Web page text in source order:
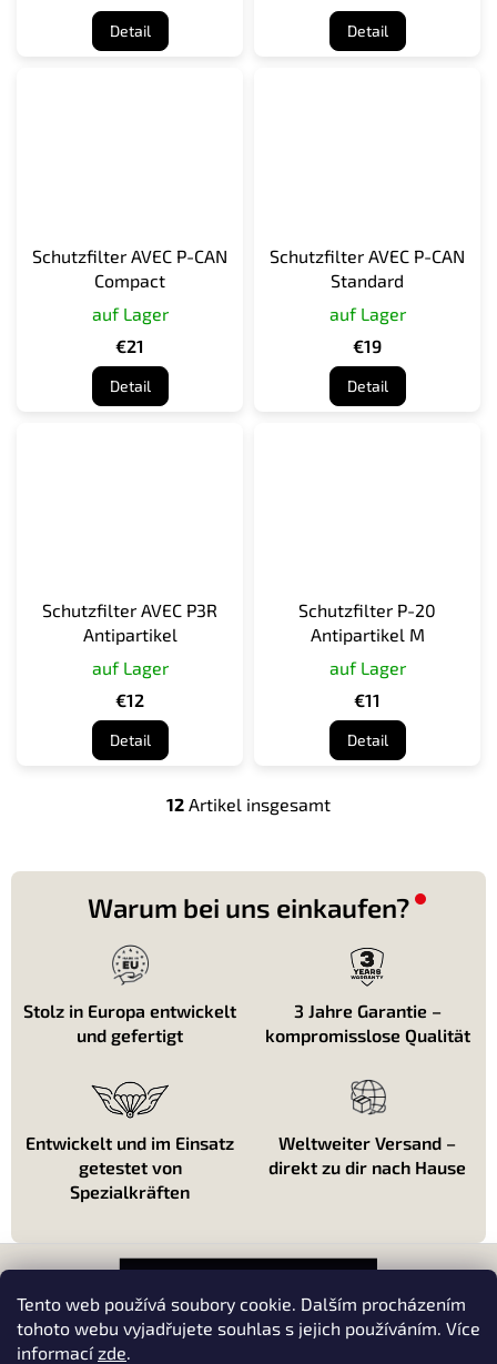
Tento web používá soubory cookie. Dalším procházením
tohoto webu vyjadřujete souhlas s jejich používáním. Více
informacízde.
Detail Detail
Schutzfilter AVEC P-CAN
Compact
auf Lager
€21
Detail
Schutzfilter AVEC P-CAN
Standard
auf Lager
€19
Detail
Schutzfilter AVEC P3R
Antipartikel
auf Lager
€12
Detail
Schutzfilter P-20
Antipartikel M
auf Lager
€11
Detail
S
u
r
e
12 Artikel insgesamt
Warum bei uns einkaufen?
Stolz in Europa entwickelt
und gefertigt
3 Jahre Garantie –
kompromisslose Qualität
Entwickelt und im Einsatz
getestet von
Spezialkräften
Weltweiter Versand –
direkt zu dir nach Hause
u
About shopping